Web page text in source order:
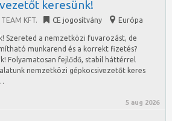
keresünk!
KFT. CE jogosítvány Európa
Szereted a nemzetközi fuvarozást, de
munkarend és a korrekt fizetés?
Folyamatosan fejlődő, stabil háttérrel
nemzetközi gépkocsivezetőt keres
5 aug 2026